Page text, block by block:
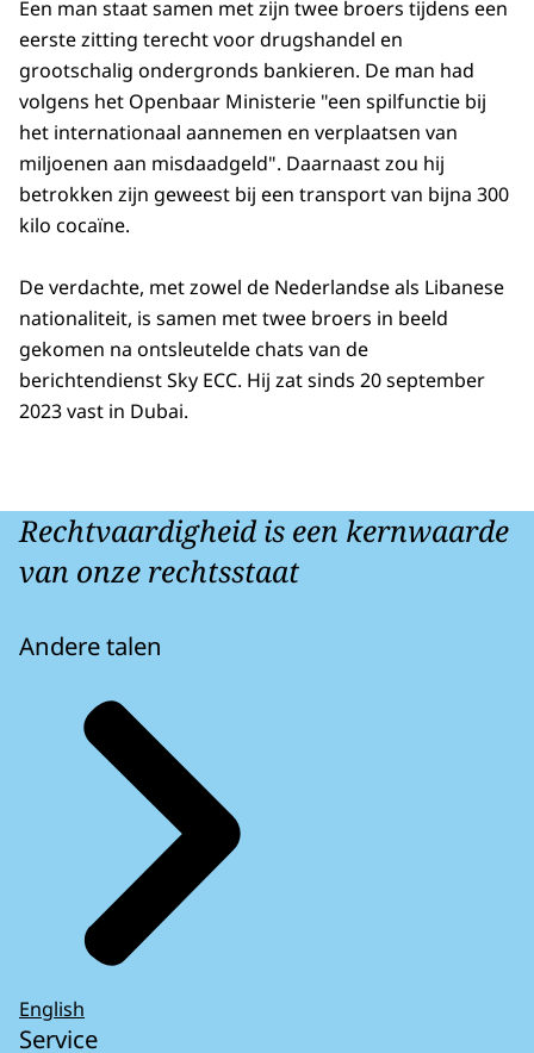
Een man staat samen met zijn twee broers tijdens een
eerste zitting terecht voor drugshandel en
grootschalig ondergronds bankieren. De man had
volgens het Openbaar Ministerie "een spilfunctie bij
het internationaal aannemen en verplaatsen van
miljoenen aan misdaadgeld". Daarnaast zou hij
betrokken zijn geweest bij een transport van bijna 300
kilo cocaïne.
De verdachte, met zowel de Nederlandse als Libanese
nationaliteit, is samen met twee broers in beeld
gekomen na ontsleutelde chats van de
berichtendienst Sky ECC. Hij zat sinds 20 september
2023 vast in Dubai.
Rechtvaardigheid is een kernwaarde
van onze rechtsstaat
Andere talen
English
Service